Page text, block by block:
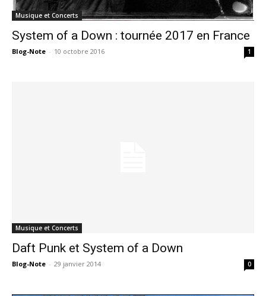
Musique et Concerts
System of a Down : tournée 2017 en France
Blog-Note - 10 octobre 2016 1
Musique et Concerts
Daft Punk et System of a Down
Blog-Note - 29 janvier 2014 0